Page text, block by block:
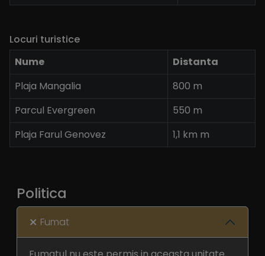
Locuri turistice
Nume
Distanta
Plaja Mangalia
800 m
Parcul Evergreen
550 m
Plaja Farul Genovez
1,1 km m
Politica
Fumat